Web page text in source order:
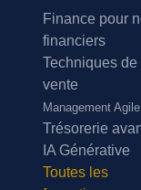
Finance pour
financiers
Techniques de
vente
Management Agile
Trésorerie
IA Générative
Toutes les